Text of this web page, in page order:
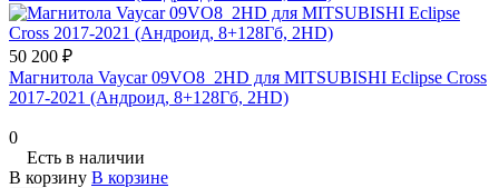
50 200 ₽
Магнитола Vaycar 09VO8_2HD для MITSUBISHI Eclipse Cross
2017-2021 (Андроид, 8+128Гб, 2HD)
0
Есть в наличии
В корзину В корзине